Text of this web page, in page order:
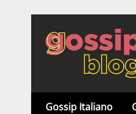
Gossip Italiano